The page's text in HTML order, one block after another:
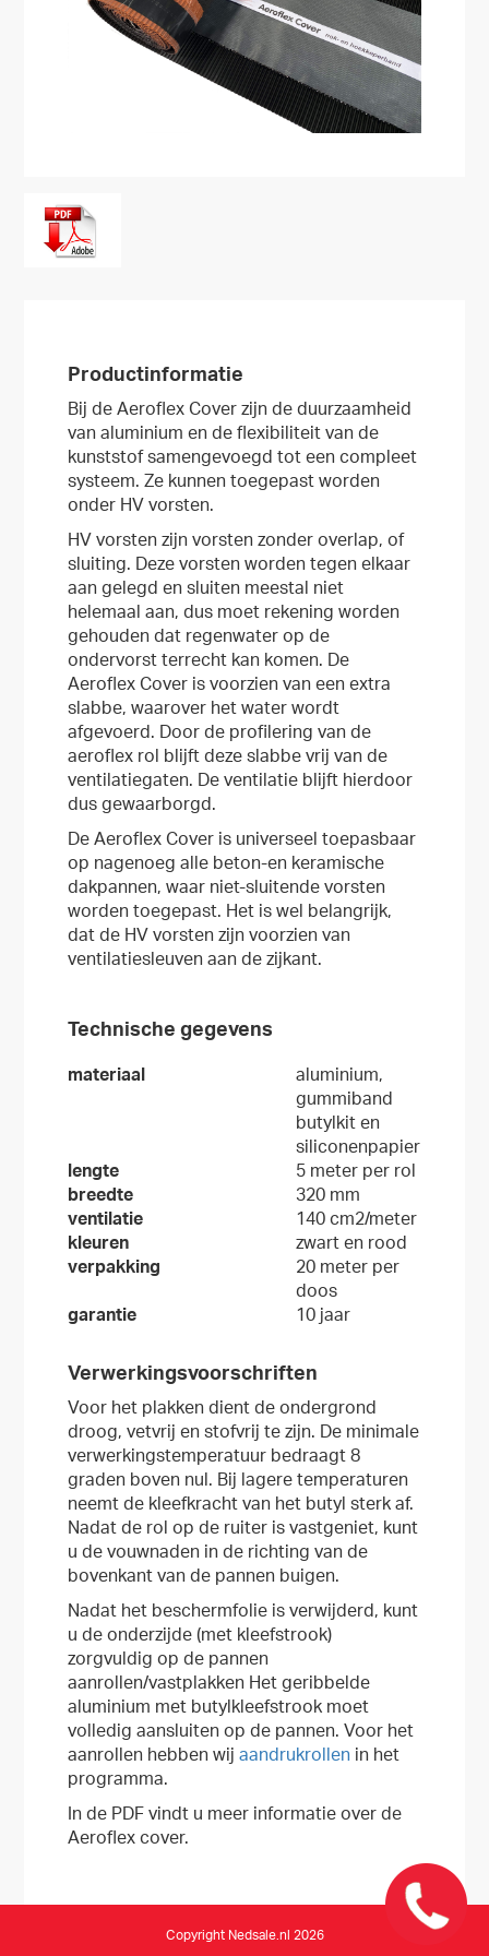
Productinformatie
Bij de Aeroflex Cover zijn de duurzaamheid
van aluminium en de flexibiliteit van de
kunststof samengevoegd tot een compleet
systeem. Ze kunnen toegepast worden
onder HV vorsten.
HV vorsten zijn vorsten zonder overlap, of
sluiting. Deze vorsten worden tegen elkaar
aan gelegd en sluiten meestal niet
helemaal aan, dus moet rekening worden
gehouden dat regenwater op de
ondervorst terrecht kan komen. De
Aeroflex Cover is voorzien van een extra
slabbe, waarover het water wordt
afgevoerd. Door de profilering van de
aeroflex rol blijft deze slabbe vrij van de
ventilatiegaten. De ventilatie blijft hierdoor
dus gewaarborgd.
De Aeroflex Cover is universeel toepasbaar
op nagenoeg alle beton-en keramische
dakpannen, waar niet-sluitende vorsten
worden toegepast. Het is wel belangrijk,
dat de HV vorsten zijn voorzien van
ventilatiesleuven aan de zijkant.
Technische gegevens
materiaal
aluminium,
gummiband
butylkit en
siliconenpapier
lengte
5 meter per rol
breedte
320 mm
ventilatie
140 cm2/meter
kleuren
zwart en rood
verpakking
20 meter per
doos
garantie
10 jaar
Verwerkingsvoorschriften
Voor het plakken dient de ondergrond
droog, vetvrij en stofvrij te zijn. De minimale
verwerkingstemperatuur bedraagt 8
graden boven nul. Bij lagere temperaturen
neemt de kleefkracht van het butyl sterk af.
Nadat de rol op de ruiter is vastgeniet, kunt
u de vouwnaden in de richting van de
bovenkant van de pannen buigen.
Nadat het beschermfolie is verwijderd, kunt
u de onderzijde (met kleefstrook)
zorgvuldig op de pannen
aanrollen/vastplakken Het geribbelde
aluminium met butylkleefstrook moet
volledig aansluiten op de pannen. Voor het
aanrollen hebben wijaandrukrollen in het
programma.
In de PDF vindt u meer informatie over de
Aeroflex cover.
Copyright Nedsale.nl 2026